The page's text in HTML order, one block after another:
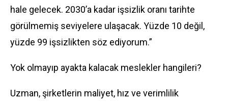
hale gelecek. 2030’a kadar işsizlik oranı tarihte
görülmemiş seviyelere ulaşacak. Yüzde 10 değil,
yüzde 99 işsizlikten söz ediyorum.”
Yok olmayıp ayakta kalacak meslekler hangileri?
Uzman, şirketlerin maliyet, hız ve verimlilik